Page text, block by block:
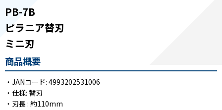
PB-7B
ピラニア替刃
ミニ刃
商品概要
・JANコード: 4993202531006
・仕様: 替刃
・刃長 : 約110mm